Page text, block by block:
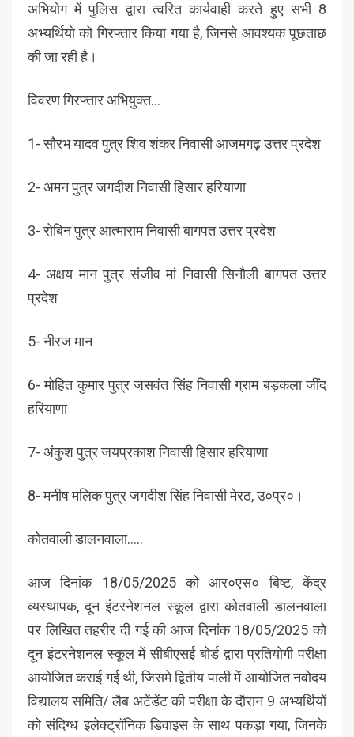
अभियोग में पुलिस द्वारा त्वरित कार्यवाही करते हुए सभी 8
अभ्यर्थियो को गिरफ्तार किया गया है, जिनसे आवश्यक पूछताछ
की जा रही है।
विवरण गिरफ्तार अभियुक्त…
1- सौरभ यादव पुत्र शिव शंकर निवासी आजमगढ़ उत्तर प्रदेश
2- अमन पुत्र जगदीश निवासी हिसार हरियाणा
3- रोबिन पुत्र आत्माराम निवासी बागपत उत्तर प्रदेश
4- अक्षय मान पुत्र संजीव मां निवासी सिनौली बागपत उत्तर
प्रदेश
5- नीरज मान
6- मोहित कुमार पुत्र जसवंत सिंह निवासी ग्राम बड़कला जींद
हरियाणा
7- अंकुश पुत्र जयप्रकाश निवासी हिसार हरियाणा
8- मनीष मलिक पुत्र जगदीश सिंह निवासी मेरठ, उ०प्र०।
कोतवाली डालनवाला…..
आज दिनांक 18/05/2025 को आर०एस० बिष्ट, केंद्र
व्यस्थापक, दून इंटरनेशनल स्कूल द्वारा कोतवाली डालनवाला
पर लिखित तहरीर दी गई की आज दिनांक 18/05/2025 को
दून इंटरनेशनल स्कूल में सीबीएसई बोर्ड द्वारा प्रतियोगी परीक्षा
आयोजित कराई गई थी, जिसमे द्वितीय पाली में आयोजित नवोदय
विद्यालय समिति/ लैब अटेंडेंट की परीक्षा के दौरान 9 अभ्यर्थियों
को संदिग्ध इलेक्ट्रॉनिक डिवाइस के साथ पकड़ा गया, जिनके